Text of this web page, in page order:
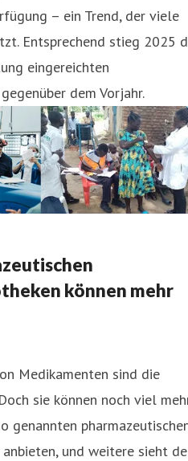
– ein Trend, der viele
Entsprechend stieg 2025
eingereichten
dem Vorjahr.
können mehr
Medikamenten sind die
sie können noch viel
und weitere sieht